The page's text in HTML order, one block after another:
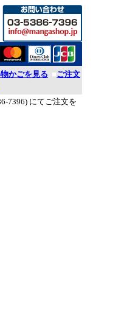
かごを見る ■ご注文
7396) にてご注文を